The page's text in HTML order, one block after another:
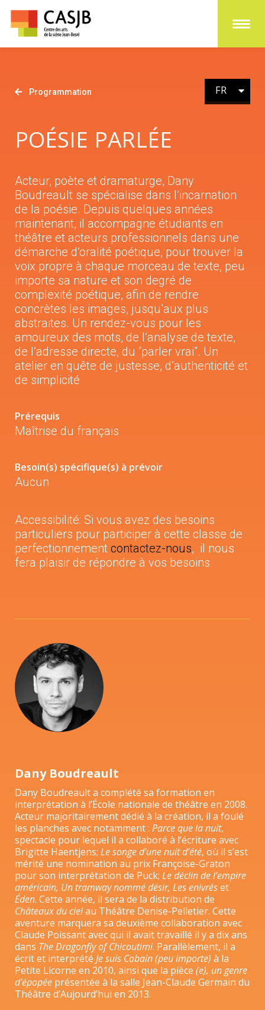
Programmation FR
EN
POÉSIE PARLÉE
Acteur, poète et dramaturge, Dany
Boudreault se spécialise dans l’incarnation
de la poésie. Depuis quelques années
maintenant, il accompagne étudiants en
théâtre et acteurs professionnels dans une
démarche d’oralité poétique, pour trouver la
voix propre à chaque morceau de texte, peu
importe sa nature et son degré de
complexité poétique, afin de rendre
concrètes les images, jusqu’aux plus
abstraites. Un rendez-vous pour les
amoureux des mots, de l’analyse de texte,
de l’adresse directe, du “parler vrai”. Un
atelier en quête de justesse, d’authenticité et
de simplicité
Prérequis
Maîtrise du français
Besoin(s) spécifique(s) à prévoir
Aucun
Accessibilité: Si vous avez des besoins
particuliers pour participer à cette classe de
perfectionnement contactez-nous, il nous
fera plaisir de répondre à vos besoins.
Dany Boudreault
Dany Boudreault a complété sa formation en
interprétation à l’École nationale de théâtre en 2008.
Acteur majoritairement dédié à la création, il a foulé
les planches avec notamment : Parce que la nuit,
spectacle pour lequel il a collaboré à l’écriture avec
Brigitte Haentjens; Le songe d’une nuit d’été, où il s’est
mérité une nomination au prix Françoise-Graton
pour son interprétation de Puck; Le déclin de l’empire
américain, Un tramway nommé désir, Les enivréset
Éden. Cette année, il sera de la distribution de
Châteaux du cielau Théâtre Denise-Pelletier. Cette
aventure marquera sa deuxième collaboration avec
Claude Poissant avec qui il avait travaillé il y a dix ans
dans The Dragonfly of Chicoutimi. Parallèlement, il a
écrit et interprété Je suis Cobain (peu importe) à la
Petite Licorne en 2010, ainsi que la pièce (e), un genre
d’épopée présentée à la salle Jean-Claude Germain du
Théâtre d’Aujourd’hui en 2013.